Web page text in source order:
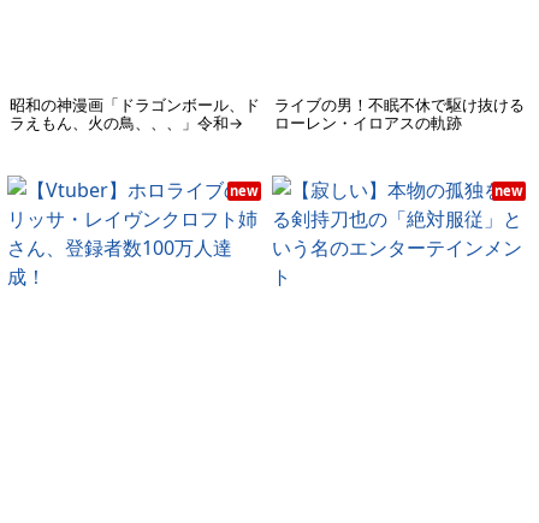
昭和の神漫画「ドラゴンボール、ド
ラえもん、火の鳥、、、」令和→
ライブの男！不眠不休で駆け抜ける
ローレン・イロアスの軌跡
new new